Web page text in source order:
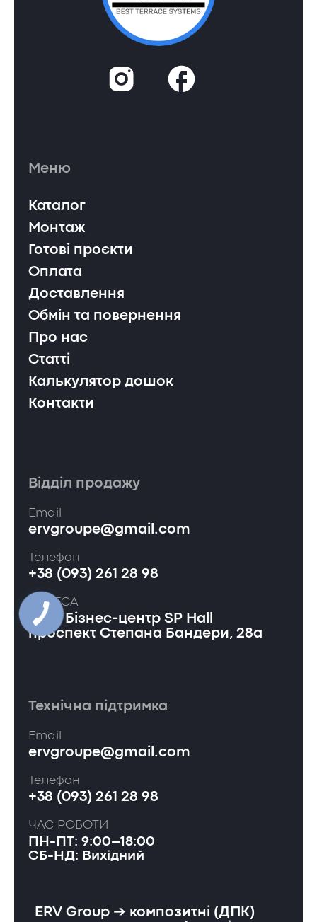
Меню
Каталог
Монтаж
Готові проєкти
Оплата
Доставлення
Обмін та повернення
Про нас
Статті
Калькулятор дошок
Контакти
Відділ продажу
Email
ervgroupe@gmail.com
Телефон
+38 (093) 261 28 98
АДРЕСА
Київ, Бізнес-центр SP Hall
проспект Степана Бандери, 28а
Технічна підтримка
Email
ervgroupe@gmail.com
Телефон
+38 (093) 261 28 98
ЧАС РОБОТИ
ПН-ПТ: 9:00–18:00
СБ-НД: Вихідний
ERV Group ➔ композитні (ДПК)